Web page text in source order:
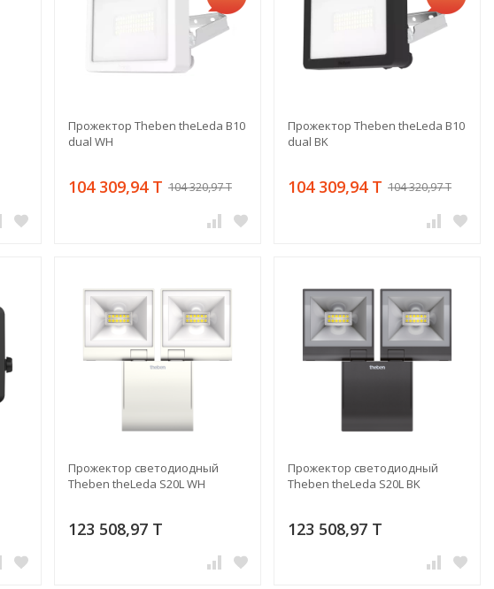
Прожектор Theben theLeda B10
dual WH
104 309,94 T 104 320,97 T
Прожектор Theben theLeda B10
dual BK
104 309,94 T 104 320,97 T
Прожектор светодиодный
Theben theLeda S20L WH
123 508,97 T
Прожектор светодиодный
Theben theLeda S20L BK
123 508,97 T